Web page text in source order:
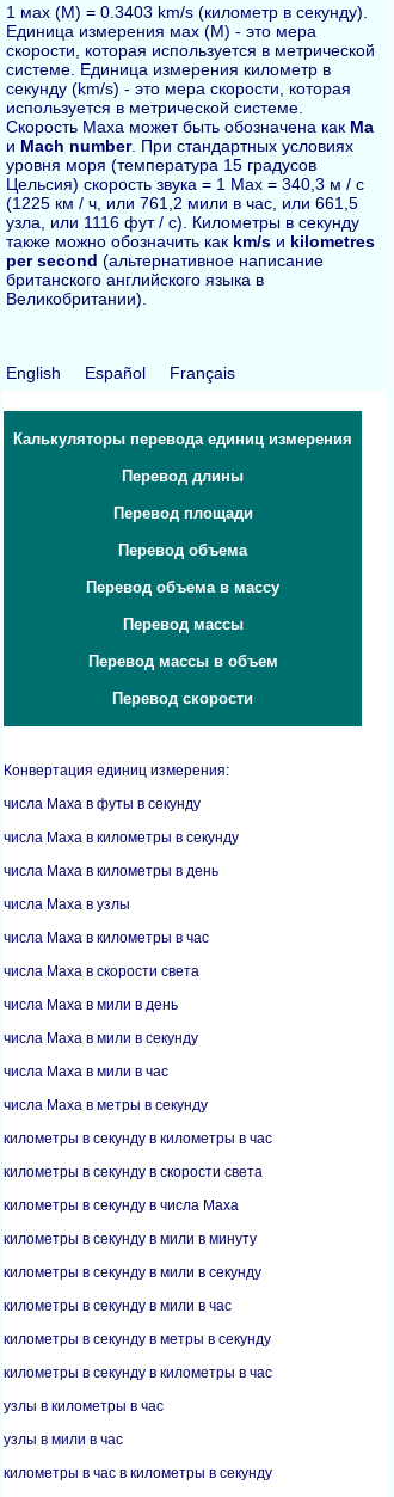
1 мах (M) = 0.3403 km/s (километр в секунду).
Единица измерения мах (M) - это мера
скорости, которая используется в метрической
системе. Единица измерения километр в
секунду (km/s) - это мера скорости, которая
используется в метрической системе.
Скорость Маха может быть обозначена как Ма
и Mach number. При стандартных условиях
уровня моря (температура 15 градусов
Цельсия) скорость звука = 1 Мах = 340,3 м / с
(1225 км / ч, или 761,2 мили в час, или 661,5
узла, или 1116 фут / с). Километры в секунду
также можно обозначить как km/s и kilometres
per second (альтернативное написание
британского английского языка в
Великобритании).
English Español Français
Калькуляторы перевода единиц измерения
Перевод длины
Перевод площади
Перевод объема
Перевод объема в массу
Перевод массы
Перевод массы в объем
Перевод скорости
Конвертация единиц измерения:
числа Маха в футы в секунду
числа Маха в километры в секунду
числа Маха в километры в день
числа Маха в узлы
числа Маха в километры в час
числа Маха в скорости света
числа Маха в мили в день
числа Маха в мили в секунду
числа Маха в мили в час
числа Маха в метры в секунду
километры в секунду в километры в час
километры в секунду в скорости света
километры в секунду в числа Маха
километры в секунду в мили в минуту
километры в секунду в мили в секунду
километры в секунду в мили в час
километры в секунду в метры в секунду
километры в секунду в километры в час
узлы в километры в час
узлы в мили в час
километры в час в километры в секунду